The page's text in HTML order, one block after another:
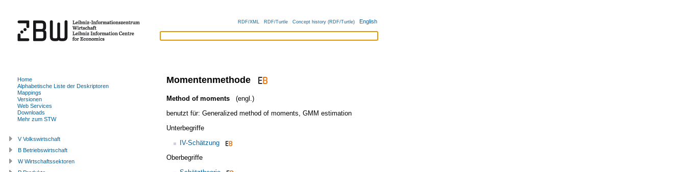
RDF/XML RDF/Turtle Concept history (RDF/Turtle) English
Momentenmethode
Method of moments
(engl.)
benutzt für: Generalized method of moments GMM estimation
Unterbegriffe
IV-Schätzung
Oberbegriffe
Home
Alphabetische Liste der Deskriptoren
Mappings
Versionen
Web Services
Downloads
Mehr zum STW
V Volkswirtschaft
B Betriebswirtschaft
W Wirtschaftssektoren